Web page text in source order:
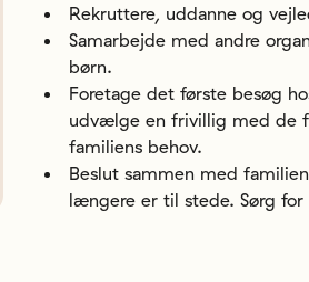
Rekruttere, uddanne og
Samarbejde med andre
børn.
Foretage det første besøg
udvælge en frivillig med de
familiens behov.
Beslut sammen med
længere er til stede. Sørg